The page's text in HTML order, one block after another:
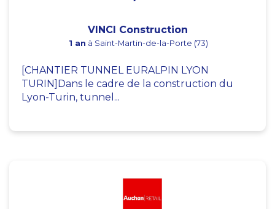
VINCI Construction
1 an à Saint-Martin-de-la-Porte (73)
[CHANTIER TUNNEL EURALPIN LYON
TURIN]Dans le cadre de la construction du
Lyon-Turin, tunnel...